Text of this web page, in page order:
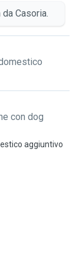
Casoria.
con dog
aggiuntivo